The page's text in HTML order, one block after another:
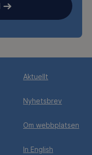
Aktuellt
Nyhetsbrev
Om webbplatsen
In English